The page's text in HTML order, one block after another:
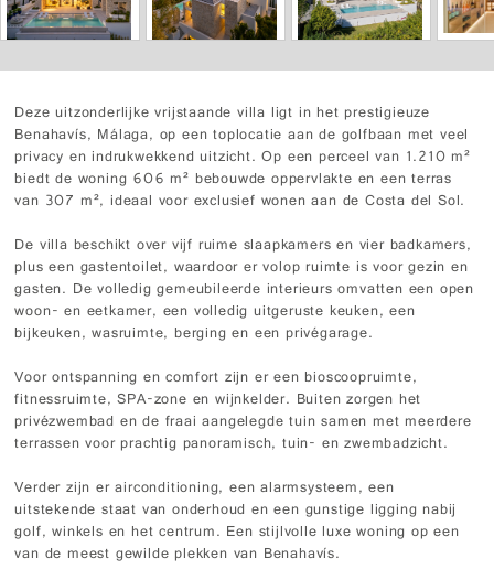
Deze uitzonderlijke vrijstaande villa ligt in het prestigieuze
Benahavís, Málaga, op een toplocatie aan de golfbaan met veel
privacy en indrukwekkend uitzicht. Op een perceel van 1.210 m²
biedt de woning 606 m² bebouwde oppervlakte en een terras
van 307 m², ideaal voor exclusief wonen aan de Costa del Sol.
De villa beschikt over vijf ruime slaapkamers en vier badkamers,
plus een gastentoilet, waardoor er volop ruimte is voor gezin en
gasten. De volledig gemeubileerde interieurs omvatten een open
woon- en eetkamer, een volledig uitgeruste keuken, een
bijkeuken, wasruimte, berging en een privégarage.
Voor ontspanning en comfort zijn er een bioscoopruimte,
fitnessruimte, SPA-zone en wijnkelder. Buiten zorgen het
privézwembad en de fraai aangelegde tuin samen met meerdere
terrassen voor prachtig panoramisch, tuin- en zwembadzicht.
Verder zijn er airconditioning, een alarmsysteem, een
uitstekende staat van onderhoud en een gunstige ligging nabij
golf, winkels en het centrum. Een stijlvolle luxe woning op een
van de meest gewilde plekken van Benahavís.